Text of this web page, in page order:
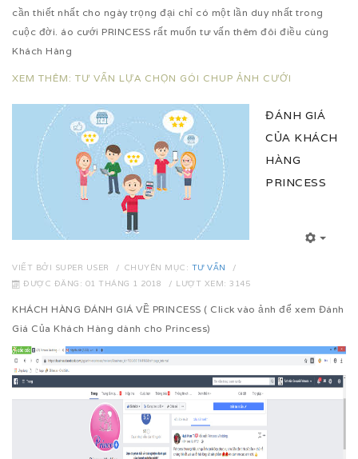
cần thiết nhất cho ngày trọng đại chỉ có một lần duy nhất trong
cuộc đời. áo cưới PRINCESS rất muốn tư vấn thêm đôi điều cùng
Khách Hàng
XEM THÊM: TƯ VẤN LỰA CHỌN GÓI CHUP ẢNH CƯỚI
ĐÁNH GIÁ
CỦA KHÁCH
HÀNG
PRINCESS
VIẾT BỞI SUPER USER CHUYÊN MỤC: TƯ VẤN
ĐƯỢC ĐĂNG: 01 THÁNG 1 2018
LƯỢT XEM: 3145
KHÁCH HÀNG ĐÁNH GIÁ VỀ PRINCESS ( Click vào ảnh để xem Đánh
Giá Của Khách Hàng dành cho Princess)